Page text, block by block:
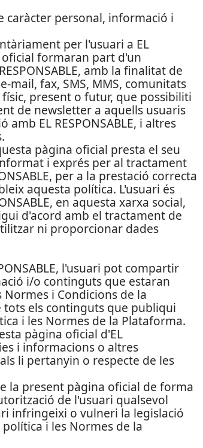
caràcter personal, informació i
per l'usuari a EL
oficial formaran part d'un
amb la finalitat de
mail, fax, SMS, MMS, comunitats
present o futur, que possibiliti
de newsletter a aquells usuaris
EL RESPONSABLE, i altres
pàgina oficial presta el seu
i exprés per al tractament
per a la prestació correcta
aquesta política. L'usuari és
en aquesta xarxa social,
d'acord amb el tractament de
ni proporcionar dades
l'usuari pot compartir
i/o continguts que estaran
i Condicions de la
tots els continguts que publiqui
i les Normes de la Plataforma.
pàgina oficial d'EL
i informacions o altres
li pertanyin o respecte de les
la present pàgina oficial de forma
de l'usuari qualsevol
infringeixi o vulneri la legislació
i les Normes de la